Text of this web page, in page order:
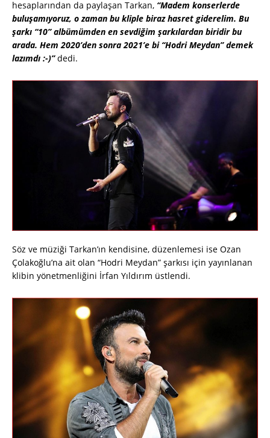
hesaplarından da paylaşan Tarkan, “Madem konserlerde
buluşamıyoruz, o zaman bu kliple biraz hasret giderelim. Bu
şarkı “10” albümümden en sevdiğim şarkılardan biridir bu
arada. Hem 2020’den sonra 2021’e bi “Hodri Meydan” demek
lazımdı :-)”dedi.
Söz ve müziği Tarkan’ın kendisine, düzenlemesi ise Ozan
Çolakoğlu’na ait olan “Hodri Meydan” şarkısı için yayınlanan
klibin yönetmenliğini İrfan Yıldırım üstlendi.